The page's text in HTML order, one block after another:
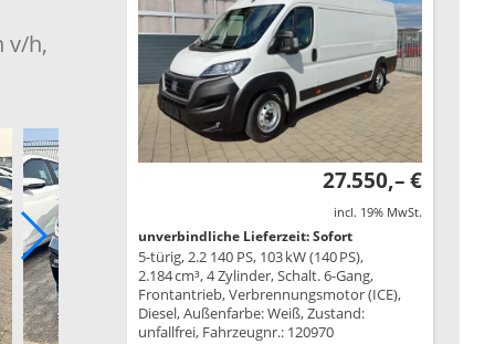
v/h,
27.550,– €
incl. 19% MwSt.
unverbindliche Lieferzeit: Sofort
5-türig, 2.2 140 PS, 103 kW (140 PS),
2.184 cm³, 4 Zylinder, Schalt. 6-Gang,
Frontantrieb, Verbrennungsmotor (ICE),
Diesel, Außenfarbe: Weiß, Zustand:
unfallfrei, Fahrzeugnr.: 120970